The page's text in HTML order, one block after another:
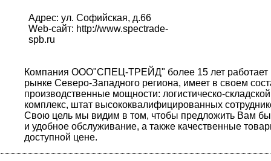
Адрес: ул. Софийская, д.66
Web-сайт: http://www.spectrade-
spb.ru
Компания ООО"СПЕЦ-ТРЕЙД" более 15 лет работает
рынке Северо-Западного региона, имеет в своем
производственные мощности: логистическо-складской
комплекс, штат высококвалифицированных
Свою цель мы видим в том, чтобы предложить Вам
и удобное обслуживание, а также качественные
доступной цене.